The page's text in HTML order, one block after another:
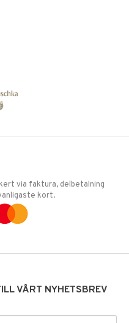
via faktura, delbetalning
kort.
VÅRT NYHETSBREV